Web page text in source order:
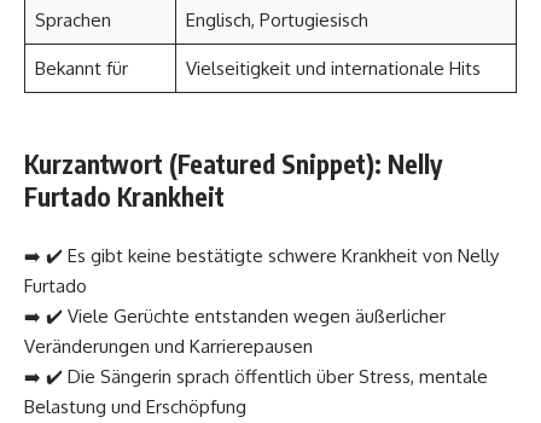
Sprachen Englisch, Portugiesisch
Bekannt für Vielseitigkeit und internationale Hits
Kurzantwort (Featured Snippet): Nelly
Furtado Krankheit
➡️ ✔️ Es gibt keine bestätigte schwere Krankheit von Nelly
Furtado
➡️ ✔️ Viele Gerüchte entstanden wegen äußerlicher
Veränderungen und Karrierepausen
➡️ ✔️ Die Sängerin sprach öffentlich über Stress, mentale
Belastung und Erschöpfung